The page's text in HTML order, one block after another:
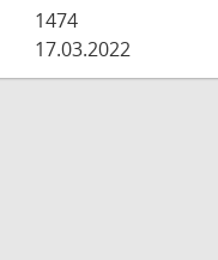
1474
17.03.2022